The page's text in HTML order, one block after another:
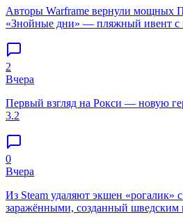
Авторы Warframe вернули мощных
«Знойные дни» — пляжный ивент с
2
Вчера
Первый взгляд на Рокси — новую
3.2
0
Вчера
Из Steam удаляют экшен «рогалик»
заражёнными, созданный шведским